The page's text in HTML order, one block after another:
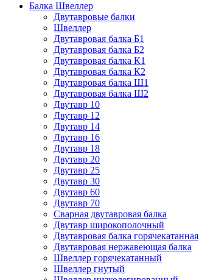
Балка Швеллер
Двутавровые балки
Швеллер
Двутавровая балка Б1
Двутавровая балка Б2
Двутавровая балка К1
Двутавровая балка К2
Двутавровая балка Ш1
Двутавровая балка Ш2
Двутавр 10
Двутавр 12
Двутавр 14
Двутавр 16
Двутавр 18
Двутавр 20
Двутавр 25
Двутавр 30
Двутавр 60
Двутавр 70
Сварная двутавровая балка
Двутавр широкополочный
Двутавровая балка горячекатанная
Двутавровая нержавеющая балка
Швеллер горячекатанный
Швеллер гнутый